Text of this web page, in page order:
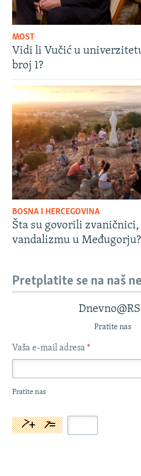
MOST
Vidi li Vučić u
broj 1?
BOSNA I HERCEGOVINA
Šta su govorili zvaničnici,
vandalizmu u Međugorju?
Pretplatite se na naš
Pratite nas
Vaša e-mail adresa *
Pratite nas